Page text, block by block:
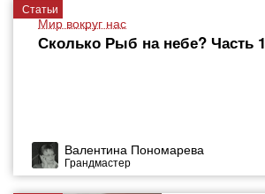
Статьи
Мир вокруг нас
Сколько Рыб на небе? Часть 1
Валентина Пономарева
Грандмастер